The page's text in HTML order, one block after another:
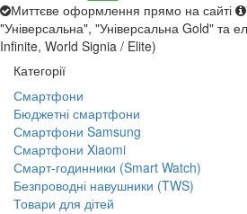
Миттєве оформлення прямо на сайті
"Універсальна", "Універсальна Gold" та
Infinite, World Signia / Elite)
Категорії
Смартфони
Бюджетні смартфони
Смартфони Samsung
Смартфони Xiaomi
Смарт-годинники (Smart Watch)
Безпроводні навушники (TWS)
Товари для дітей